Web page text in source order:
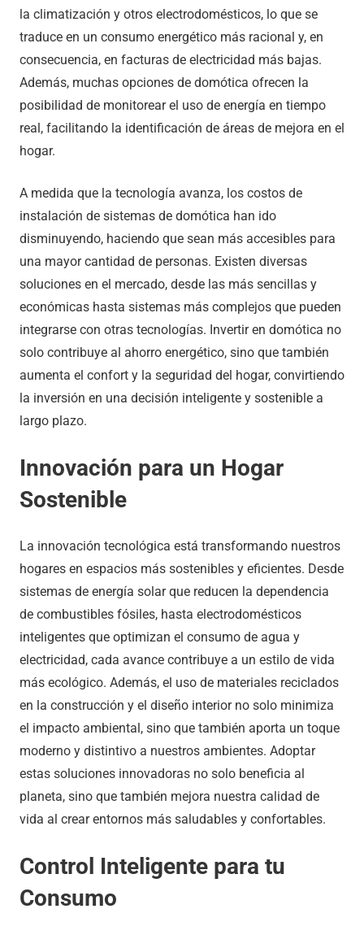
la climatización y otros electrodomésticos, lo que se
traduce en un consumo energético más racional y, en
consecuencia, en facturas de electricidad más bajas.
Además, muchas opciones de domótica ofrecen la
posibilidad de monitorear el uso de energía en tiempo
real, facilitando la identificación de áreas de mejora en el
hogar.
A medida que la tecnología avanza, los costos de
instalación de sistemas de domótica han ido
disminuyendo, haciendo que sean más accesibles para
una mayor cantidad de personas. Existen diversas
soluciones en el mercado, desde las más sencillas y
económicas hasta sistemas más complejos que pueden
integrarse con otras tecnologías. Invertir en domótica no
solo contribuye al ahorro energético, sino que también
aumenta el confort y la seguridad del hogar, convirtiendo
la inversión en una decisión inteligente y sostenible a
largo plazo.
Innovación para un Hogar
Sostenible
La innovación tecnológica está transformando nuestros
hogares en espacios más sostenibles y eficientes. Desde
sistemas de energía solar que reducen la dependencia
de combustibles fósiles, hasta electrodomésticos
inteligentes que optimizan el consumo de agua y
electricidad, cada avance contribuye a un estilo de vida
más ecológico. Además, el uso de materiales reciclados
en la construcción y el diseño interior no solo minimiza
el impacto ambiental, sino que también aporta un toque
moderno y distintivo a nuestros ambientes. Adoptar
estas soluciones innovadoras no solo beneficia al
planeta, sino que también mejora nuestra calidad de
vida al crear entornos más saludables y confortables.
Control Inteligente para tu
Consumo